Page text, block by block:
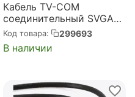
Кабель TV-COM
соединительный SVGA
(15M/M) 10m 2 фильтра
6939510844184
(QCG120H-10M)
Код товара: 299693
В наличии